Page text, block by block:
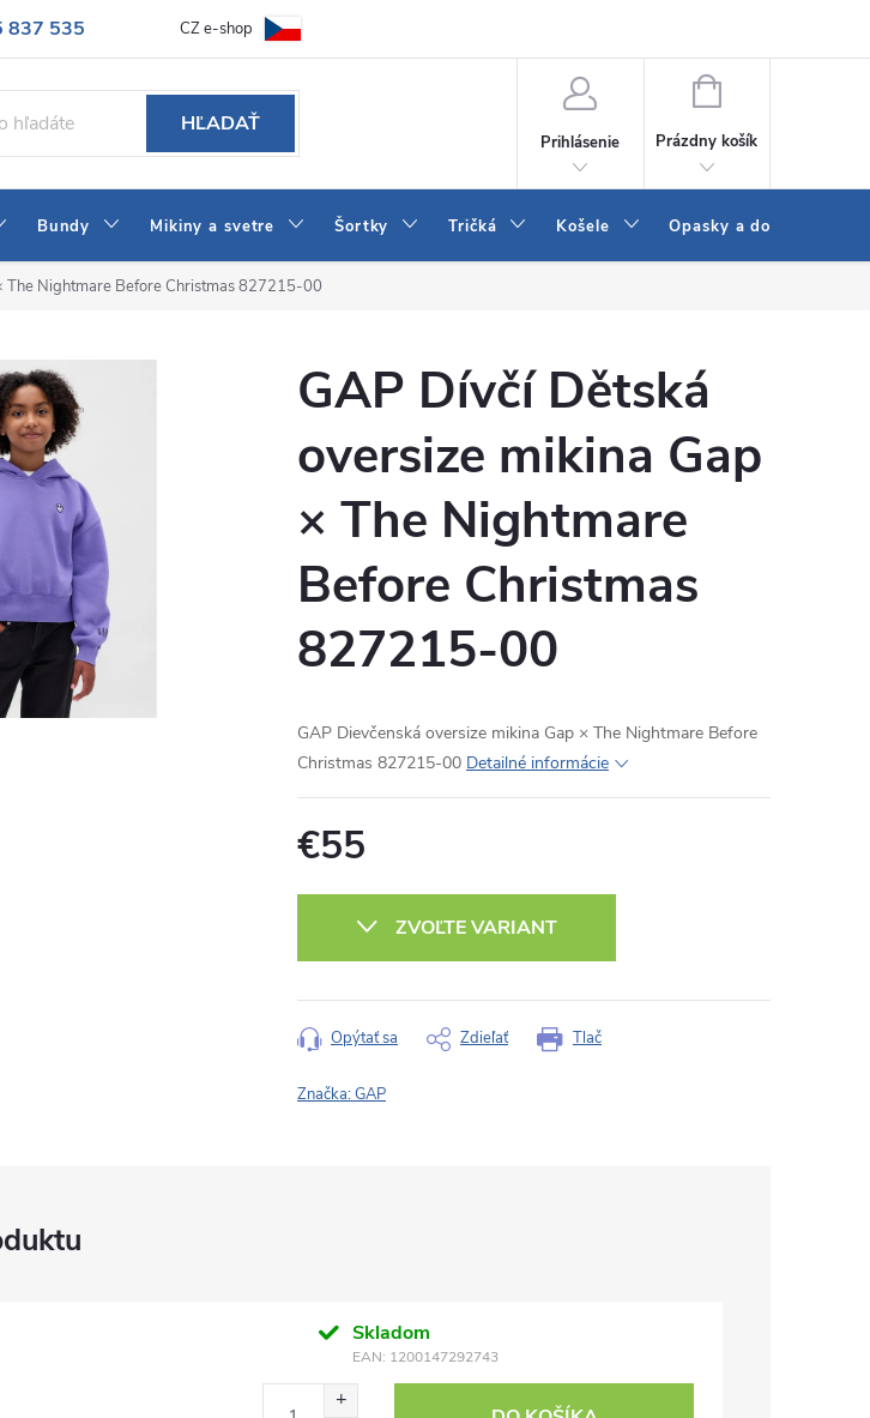
837 535
shop.sk
podmienky Ako vybrať džínsy Wrangler a LEE
CZ e-shop
HĽADAŤ
Prihlásenie
NÁKUPNÝ
Prázdny košík
Bundy Mikiny a svetre Šortky Tričká Košele Opasky a doplnky
The Nightmare Before Christmas 827215-00
GAP Dívčí Dětská
oversize mikina Gap
× The Nightmare
Before Christmas
827215-00
GAP Dievčenská oversize mikina Gap × The Nightmare Before
Christmas 827215-00 Detailné informácie
€55
ZVOĽTE VARIANT
Tlač
Opýtať sa Zdieľať
Značka:GAP
Skladom
EAN: 1200147292743